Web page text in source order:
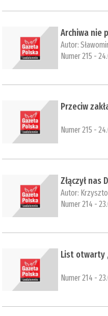
Archiwa nie
Autor:
Numer 215 -
Przeciw
Numer 215 -
Złączył nas
Autor:
Numer 214 -
List otwarty
Numer 214 -